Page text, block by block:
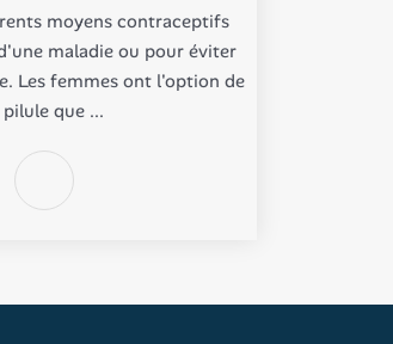
moyens contraceptifs
maladie ou pour éviter
Les femmes ont l'option de
pilule que ...